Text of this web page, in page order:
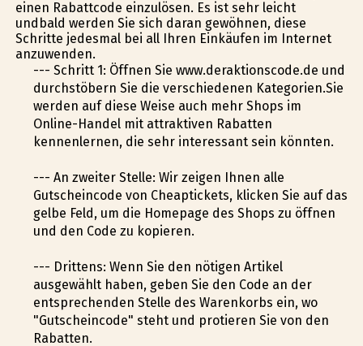
einen Rabattcode einzulösen. Es ist sehr leicht
undbald werden Sie sich daran gewöhnen, diese
Schritte jedesmal bei all Ihren Einkäufen im Internet
anzuwenden.
--- Schritt 1: Öffnen Sie www.deraktionscode.de und
durchstöbern Sie die verschiedenen Kategorien.Sie
werden auf diese Weise auch mehr Shops im
Online-Handel mit attraktiven Rabatten
kennenlernen, die sehr interessant sein könnten.
--- An zweiter Stelle: Wir zeigen Ihnen alle
Gutscheincode von Cheaptickets, klicken Sie auf das
gelbe Feld, um die Homepage des Shops zu öffnen
und den Code zu kopieren.
--- Drittens: Wenn Sie den nötigen Artikel
ausgewählt haben, geben Sie den Code an der
entsprechenden Stelle des Warenkorbs ein, wo
"Gutscheincode" steht und profitieren Sie von den
Rabatten.